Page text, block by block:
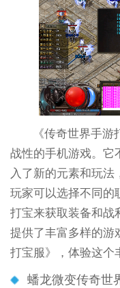
《传奇世界手
战性的手机游戏。它
入了新的元素和玩法
玩家可以选择不同的
打宝来获取装备和战
提供了丰富多样的游
打宝服》，体验这个
蟠龙微变传奇世